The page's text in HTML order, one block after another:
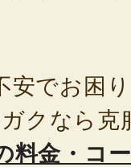
安でお困
クなら克
料金・コ